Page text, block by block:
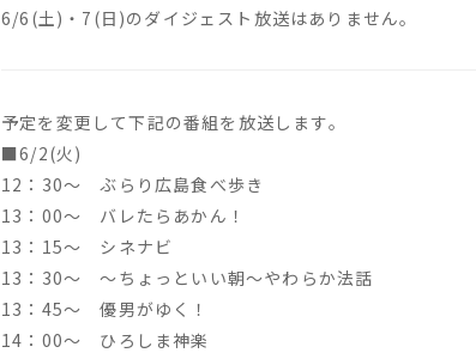
6/6(土)・7(日)のダイジェスト放送はありません。
予定を変更して下記の番組を放送します。
■6/2(火)
12：30～ ぶらり広島食べ歩き
13：00～ バレたらあかん！
13：15～ シネナビ
13：30～ ～ちょっといい朝～やわらか法話
13：45～ 優男がゆく！
14：00～ ひろしま神楽